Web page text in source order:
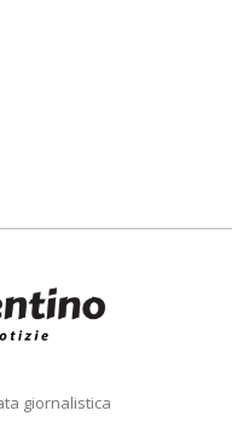
giornalistica